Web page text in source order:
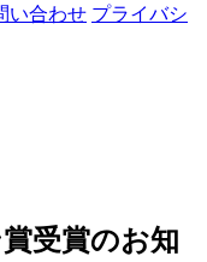
い合わせ プライバシ
受賞のお知